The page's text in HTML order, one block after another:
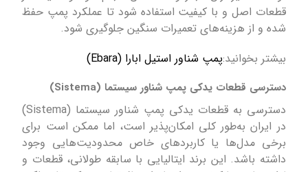
قطعات اصل و با کیفیت استفاده شود تا عملکرد پمپ حفظ
شده و از هزینه‌های تعمیرات سنگین جلوگیری شود.
بیشتر بخوانید:پمپ شناور استیل ابارا (Ebara)
دسترسی قطعات یدکی پمپ شناور سیستما (Sistema)
دسترسی به قطعات یدکی پمپ شناور سیستما (Sistema)
در ایران به‌طور کلی امکان‌پذیر است، اما ممکن است برای
برخی مدل‌ها یا کاربردهای خاص محدودیت‌هایی وجود
داشته باشد. این برند ایتالیایی با سابقه طولانی، قطعات و